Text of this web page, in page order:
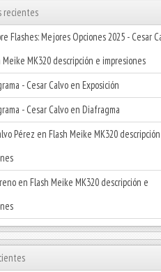
recientes
Flashes: Mejores Opciones 2025 - Cesar
Meike MK320 descripción e impresiones
- Cesar Calvo en Exposición
- Cesar Calvo en Diafragma
Pérez en Flash Meike MK320
en Flash Meike MK320 descripción e